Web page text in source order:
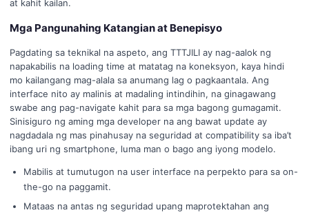
at kahit kailan.
Mga Pangunahing Katangian at Benepisyo
Pagdating sa teknikal na aspeto, ang TTTJILI ay nag-aalok ng
napakabilis na loading time at matatag na koneksyon, kaya hindi
mo kailangang mag-alala sa anumang lag o pagkaantala. Ang
interface nito ay malinis at madaling intindihin, na ginagawang
swabe ang pag-navigate kahit para sa mga bagong gumagamit.
Sinisiguro ng aming mga developer na ang bawat update ay
nagdadala ng mas pinahusay na seguridad at compatibility sa iba’t
ibang uri ng smartphone, luma man o bago ang iyong modelo.
Mabilis at tumutugon na user interface na perpekto para sa on-
the-go na paggamit.
Mataas na antas ng seguridad upang maprotektahan ang